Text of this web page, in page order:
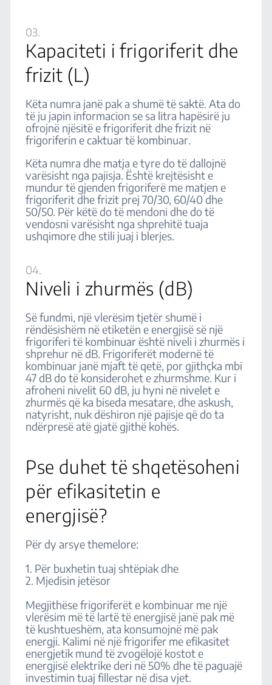
03.
Kapaciteti i frigoriferit dhe
frizit (L)
Këta numra janë pak a shumë të saktë. Ata do
të ju japin informacion se sa litra hapësirë ju
ofrojnë njësitë e frigoriferit dhe frizit në
frigoriferin e caktuar të kombinuar.
Këta numra dhe matja e tyre do të dallojnë
varësisht nga pajisja. Është krejtësisht e
mundur të gjenden frigoriferë me matjen e
frigoriferit dhe frizit prej 70/30, 60/40 dhe
50/50. Për këtë do të mendoni dhe do të
vendosni varësisht nga shprehitë tuaja
ushqimore dhe stili juaj i blerjes.
04.
Niveli i zhurmës (dB)
Së fundmi, një vlerësim tjetër shumë i
rëndësishëm në etiketën e energjisë së një
frigoriferi të kombinuar është niveli i zhurmës i
shprehur në dB. Frigoriferët modernë të
kombinuar janë mjaft të qetë, por gjithçka mbi
47 dB do të konsiderohet e zhurmshme. Kur i
afroheni nivelit 60 dB, ju hyni në nivelet e
zhurmës që ka biseda mesatare, dhe askush,
natyrisht, nuk dëshiron një pajisje që do ta
ndërpresë atë gjatë gjithë kohës.
Pse duhet të shqetësoheni
për efikasitetin e
energjisë?
Për dy arsye themelore:
1. Për buxhetin tuaj shtëpiak dhe
2. Mjedisin jetësor
Megjithëse frigoriferët e kombinuar me një
vlerësim më të lartë të energjisë janë pak më
të kushtueshëm, ata konsumojnë më pak
energji. Kalimi në një frigorifer me efikasitet
energjetik mund të zvogëlojë kostot e
energjisë elektrike deri në 50% dhe të paguajë
investimin tuaj fillestar në disa vjet.